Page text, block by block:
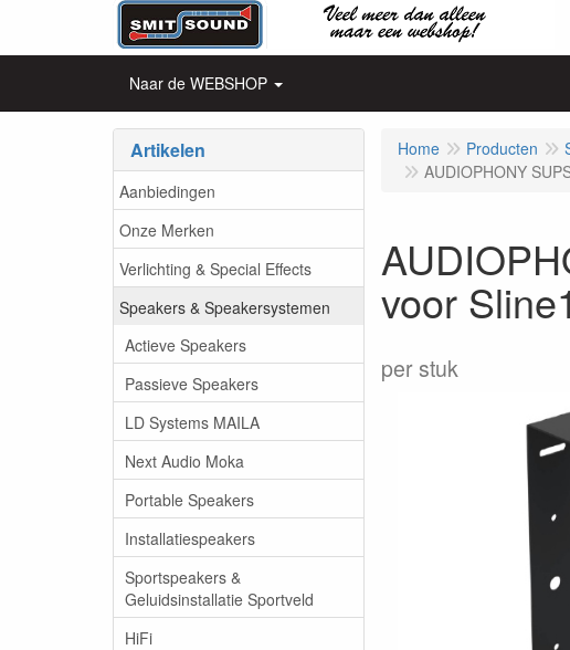
Naar de WEBSHOP
Artikelen
Aanbiedingen
Onze Merken
Verlichting & Special Effects
Speakers & Speakersystemen
Actieve Speakers
Passieve Speakers
LD Systems MAILA
Next Audio Moka
Portable Speakers
Installatiespeakers
Sportspeakers &
Geluidsinstallatie Sportveld
HiFi
Home Producten
AUDIOPHONY
voor
per stuk